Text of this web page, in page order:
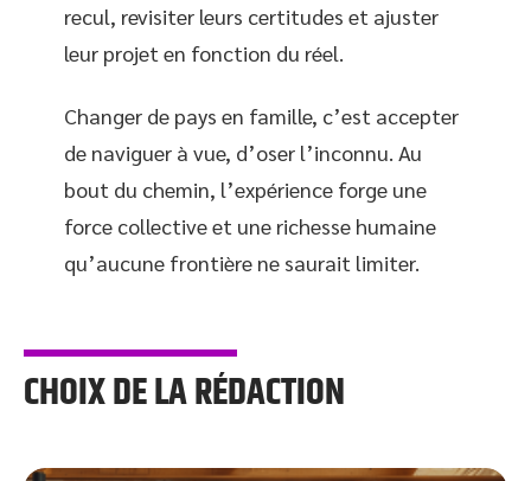
recul, revisiter leurs certitudes et ajuster
leur projet en fonction du réel.
Changer de pays en famille, c’est accepter
de naviguer à vue, d’oser l’inconnu. Au
bout du chemin, l’expérience forge une
force collective et une richesse humaine
qu’aucune frontière ne saurait limiter.
CHOIX DE LA RÉDACTION